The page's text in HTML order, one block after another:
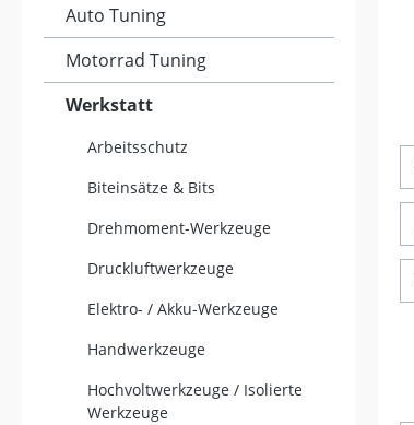
Auto Tuning
Motorrad Tuning
Werkstatt
Arbeitsschutz
Biteinsätze & Bits
Drehmoment-Werkzeuge
Druckluftwerkzeuge
Elektro- / Akku-Werkzeuge
Handwerkzeuge
Hochvoltwerkzeuge / Isolierte
Werkzeuge